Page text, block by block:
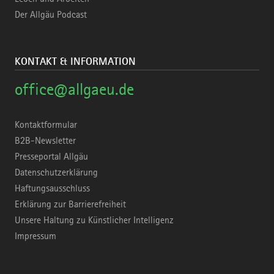
Der Allgäu Podcast
KONTAKT & INFORMATION
office@allgaeu.de
Kontaktformular
B2B-Newsletter
Presseportal Allgäu
Datenschutzerklärung
Haftungsausschluss
Erklärung zur Barrierefreiheit
Unsere Haltung zu Künstlicher Intelligenz
Impressum